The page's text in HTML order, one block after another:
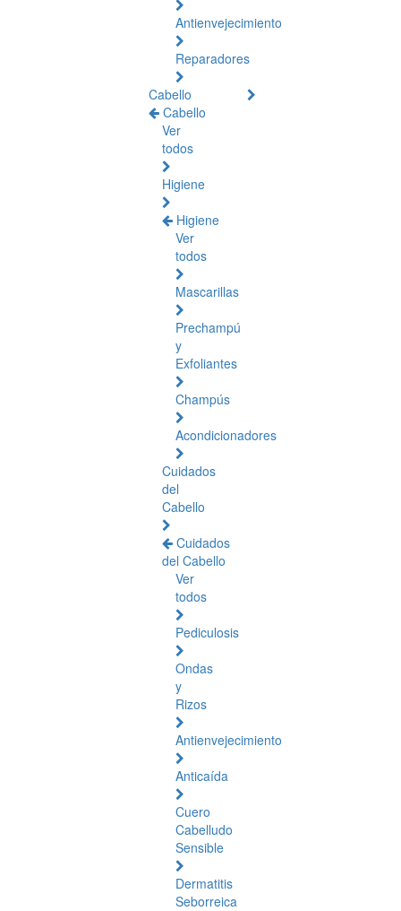
Antienvejecimiento
Reparadores
Cabello
Cabello
Ver
todos
Higiene
Higiene
Ver
todos
Mascarillas
Prechampú
y
Exfoliantes
Champús
Acondicionadores
Cuidados
del
Cabello
Cuidados
del Cabello
Ver
todos
Pediculosis
Ondas
y
Rizos
Antienvejecimiento
Anticaída
Cuero
Cabelludo
Sensible
Dermatitis
Seborreica